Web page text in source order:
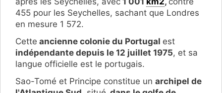
455 pour les Seychelles, sachant que Londres
en mesure 1 572.
Cette ancienne colonie du Portugal est
indépendante depuis le 12 juillet 1975, et sa
langue officielle est le portugais.
Sao-Tomé et Principe constitue un archipel de